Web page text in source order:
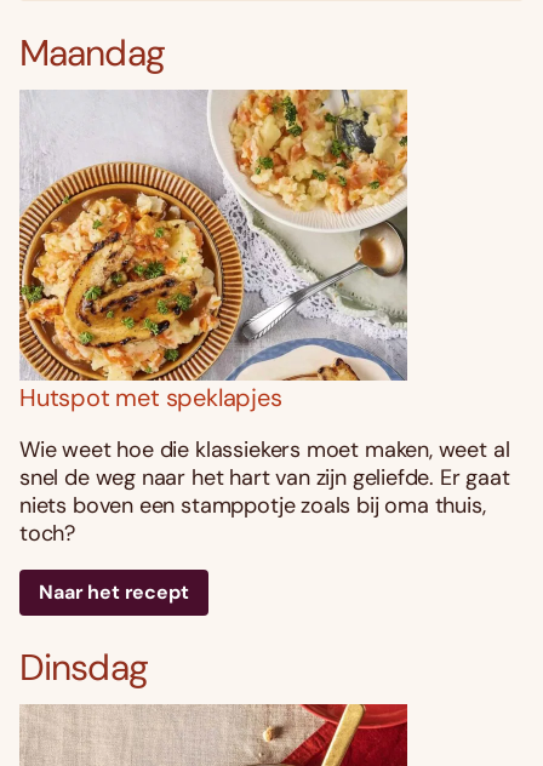
Maandag
Hutspot met speklapjes
Wie weet hoe die klassiekers moet maken, weet al
snel de weg naar het hart van zijn geliefde. Er gaat
niets boven een stamppotje zoals bij oma thuis,
toch?
Naar het recept
Dinsdag